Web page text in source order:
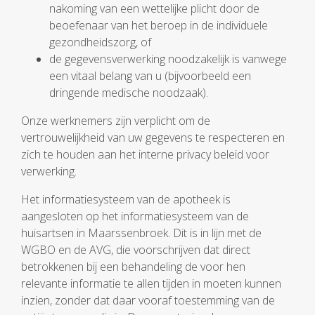
nakoming van een wettelijke plicht door de
beoefenaar van het beroep in de individuele
gezondheidszorg, of
de gegevensverwerking noodzakelijk is vanwege
een vitaal belang van u (bijvoorbeeld een
dringende medische noodzaak).
Onze werknemers zijn verplicht om de
vertrouwelijkheid van uw gegevens te respecteren en
zich te houden aan het interne privacy beleid voor
verwerking.
Het informatiesysteem van de apotheek is
aangesloten op het informatiesysteem van de
huisartsen in Maarssenbroek. Dit is in lijn met de
WGBO en de AVG, die voorschrijven dat direct
betrokkenen bij een behandeling de voor hen
relevante informatie te allen tijden in moeten kunnen
inzien, zonder dat daar vooraf toestemming van de